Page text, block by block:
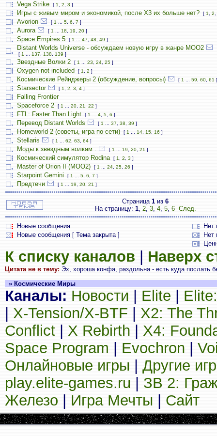
Vega Strike [ 1 2 3 ]
Игры с живым миром и экономикой, после X3 их больше нет? [ 1 2
Avorion [ 1 5 6 7 ]
Aurora [ 1 18 19 20 ]
Space Empires 5 [ 1 47 48 49 ]
Distant Worlds Universe - обсуждаем новую игру в жанре MOO2
[ 1 137 138 139 ]
Звездные Волки 2 [ 1 23 24 25 ]
Oxygen not included [ 1 2 ]
Космические Рейнджеры 2 (обсуждение, вопросы) [ 1 59 60 61 ]
Starsector [ 1 2 3 4 ]
Falling Frontier
Spaceforce 2
[ 1 20 21 22 ]
FTL: Faster Than Light [ 1 4 5 6 ]
Перевод Distant Worlds [ 1 37 38 39 ]
Homeworld 2 (советы, игра по сети) [ 1 14 15 16 ]
Stellaris [ 1 62 63 64 ]
Моды к звездным волкам . [ 1 19 20 21 ]
Космический симулятор Rodina [ 1 2 3 ]
Master of Orion II (MOO2) [ 1 24 25 26 ]
Starpoint Gemini [ 1 5 6 7 ]
Предтечи [ 1 19 20 21 ]
Страница 1 из 6
На страницу: 1, 2, 3, 4, 5, 6 След.
Новые сообщения
Нет
Новые сообщения [ Тема закрыта ]
Нет
К списку каналов Наверх
Цитата не в тему: Эх, хороша конфа, раздольна - есть куда послать
» Космические Миры
Каналы: Новости Elite
X-Tension/X-BTF
X2: The
Conflict
X Rebirth
X4:
Space Program
Evochron
Онлайновые игры
Другие
play.elite-games.ru
ЗВ 2:
Железо
Игра Мечты Сайт